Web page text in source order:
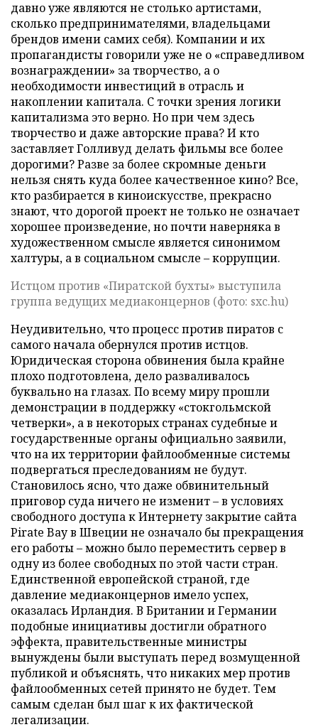
давно уже являются не столько артистами,
сколько предпринимателями, владельцами
брендов имени самих себя). Компании и их
пропагандисты говорили уже не о «справедливом
вознаграждении» за творчество, а о
необходимости инвестиций в отрасль и
накоплении капитала. С точки зрения логики
капитализма это верно. Но при чем здесь
творчество и даже авторские права? И кто
заставляет Голливуд делать фильмы все более
дорогими? Разве за более скромные деньги
нельзя снять куда более качественное кино? Все,
кто разбирается в киноискусстве, прекрасно
знают, что дорогой проект не только не означает
хорошее произведение, но почти наверняка в
художественном смысле является синонимом
халтуры, а в социальном смысле – коррупции.
Истцом против «Пиратской бухты» выступила
группа ведущих медиаконцернов (фото: sxc.hu)
Неудивительно, что процесс против пиратов с
самого начала обернулся против истцов.
Юридическая сторона обвинения была крайне
плохо подготовлена, дело разваливалось
буквально на глазах. По всему миру прошли
демонстрации в поддержку «стокгольмской
четверки», а в некоторых странах судебные и
государственные органы официально заявили,
что на их территории файлообменные системы
подвергаться преследованиям не будут.
Становилось ясно, что даже обвинительный
приговор суда ничего не изменит – в условиях
свободного доступа к Интернету закрытие сайта
Pirate Bay в Швеции не означало бы прекращения
его работы – можно было переместить сервер в
одну из более свободных по этой части стран.
Единственной европейской страной, где
давление медиаконцернов имело успех,
оказалась Ирландия. В Британии и Германии
подобные инициативы достигли обратного
эффекта, правительственные министры
вынуждены были выступать перед возмущенной
публикой и объяснять, что никаких мер против
файлообменных сетей принято не будет. Тем
самым сделан был шаг к их фактической
легализации.